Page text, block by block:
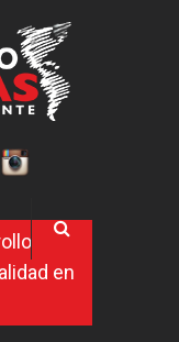
en